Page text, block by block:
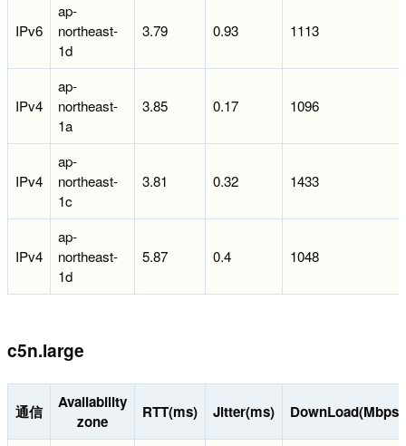
IPv6
ap-
northeast-
1d
3.79 0.93 1113
IPv4
ap-
northeast-
1a
3.85 0.17 1096
IPv4
ap-
northeast-
1c
3.81 0.32 1433
IPv4
ap-
northeast-
1d
5.87 0.4 1048
c5n.large
通信
Availability
zone
RTT(ms) Jitter(ms) DownLoad(Mbps)